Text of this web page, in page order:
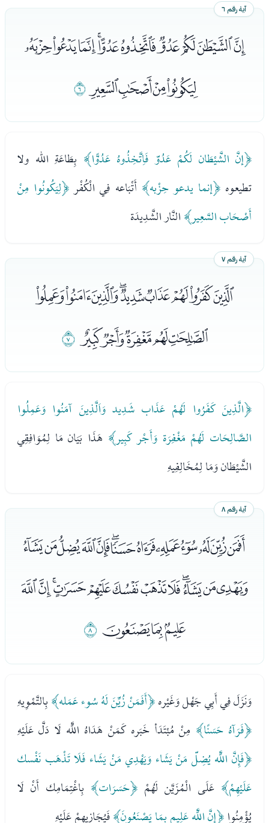
آية رقم ٦
ﭮﭯﭰﭱﭲﭳﭴﭵﭶﭷ
ﭸﭹﭺﭻﭼ
﴿إنَّ الشَّيْطَان لَكُمْ عَدُوّ فَاِتَّخِذُوهُ عَدُوًّا﴾ بِطَاعَةِ الله ولا
تطيعوه﴿إنما يدعو حِزْبه﴾ أَتْبَاعه فِي الْكُفْر ﴿لِيَكُونُوا مِنْ
أَصْحَاب السَّعِير﴾النَّار الشَّدِيدَة
آية رقم ٧
ﭽﭾﭿﮀﮁﮂﮃﮄﮅ
ﮆﮇﮈﮉﮊﮋ
﴿الَّذِينَ كَفَرُوا لَهُمْ عَذَاب شَدِيد وَاَلَّذِينَ آمَنُوا وَعَمِلُوا
الصَّالِحَات لَهُمْ مَغْفِرَة وَأَجْر كَبِير﴾ هَذَا بَيَان مَا لِمُوَافِقِي
الشَّيْطَان وَمَا لِمُخَالِفِيهِ
آية رقم ٨
ﮌﮍﮎﮏﮐﮑﮒﮓﮔﮕﮖﮗﮘ
ﮙﮚﮛﮜﮝﮞﮟﮠﮡﮢﮣﮤ
ﮥﮦﮧﮨ
وَنَزَلَ فِي أَبِي جَهْل وَغَيْره﴿أَفَمَنْ زُيِّنَ لَهُ سُوء عَمَله﴾بِالتَّمْوِيهِ
﴿فَرَآهُ حَسَنًا﴾ مِنْ مُبْتَدَأ خَبَره كَمَنْ هَدَاهُ اللَّه لَا دَلَّ عَلَيْهِ
﴿فَإِنَّ اللَّه يُضِلّ مَنْ يَشَاء وَيَهْدِي مَنْ يَشَاء فَلَا تَذْهَب نَفْسك
عَلَيْهِمْ﴾ عَلَى الْمُزَيَّن لَهُمْ﴿حَسَرَات﴾ بِاغْتِمَامِك أَنْ لَا
يُؤْمِنُوا﴿إنَّ اللَّه عَلِيم بِمَا يَصْنَعُونَ﴾فَيُجَازِيهِمْ عَلَيْهِ